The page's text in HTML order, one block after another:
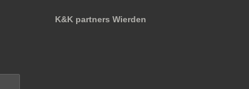
K&K partners Wierden